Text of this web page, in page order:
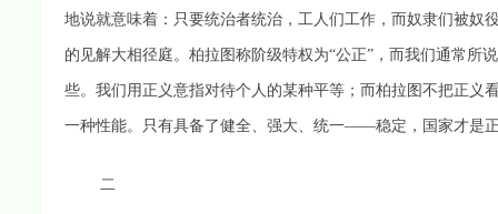
地说就意味着：只要统治者统治，工人们工作，而奴隶们被奴
的见解大相径庭。柏拉图称阶级特权为“公正”，而我们通常所
些。我们用正义意指对待个人的某种平等；而柏拉图不把正义
一种性能。只有具备了健全、强大、统一——稳定，国家才是
二